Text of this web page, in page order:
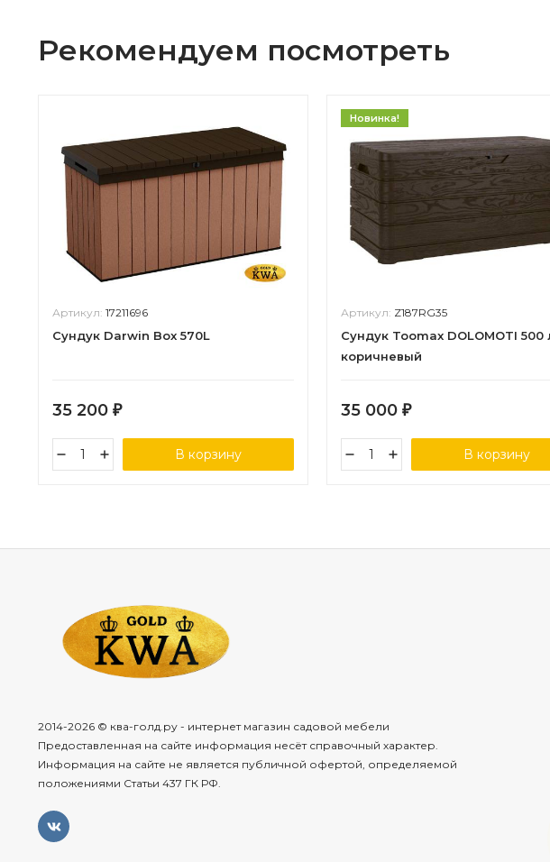
Рекомендуем посмотреть
Артикул: 17211696
Сундук Darwin Box 570L
35 200 ₽
В корзину
Новинка!
Артикул: Z187RG35
Сундук Toomax DOLOMOTI 500
коричневый
35 000 ₽
В корзину
2014-2026 © ква-голд.ру - интернет магазин садовой мебели
Предоставленная на сайте информация несёт справочный характер.
Информация на сайте не является публичной офертой, определяемой
положениями Статьи 437 ГК РФ.